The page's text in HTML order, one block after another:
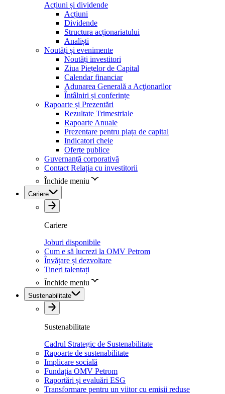
Acțiuni și dividende
Acțiuni
Dividende
Structura acționariatului
Analiști
Noutăți și evenimente
Noutăți investitori
Ziua Piețelor de Capital
Calendar financiar
Adunarea Generală a Acţionarilor
Întâlniri și conferințe
Rapoarte și Prezentări
Rezultate Trimestriale
Rapoarte Anuale
Prezentare pentru piața de capital
Indicatori cheie
Oferte publice
Guvernanță corporativă
Contact Relația cu investitorii
Închide meniu
Cariere
Cariere
Joburi disponibile
Cum e să lucrezi la OMV Petrom
Învățare și dezvoltare
Tineri talentați
Închide meniu
Sustenabilitate
Sustenabilitate
Cadrul Strategic de Sustenabilitate
Rapoarte de sustenabilitate
Implicare socială
Fundația OMV Petrom
Raportări și evaluări ESG
Transformare pentru un viitor cu emisii reduse